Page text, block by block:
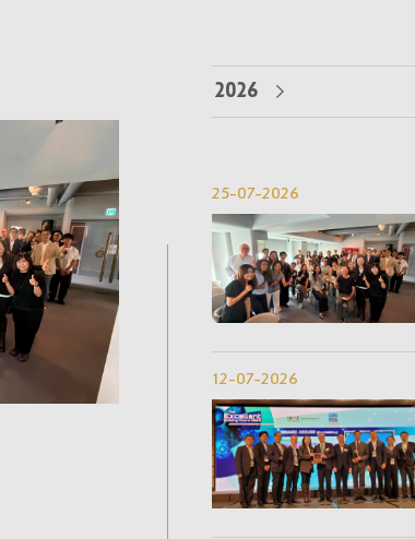
2026
25-07-2026
12-07-2026